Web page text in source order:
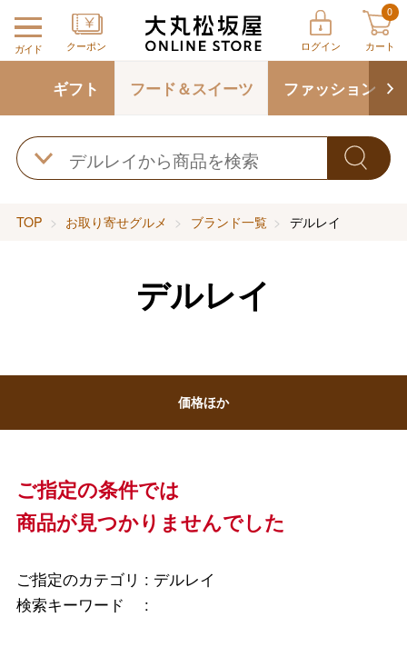
ガイド クーポン ログイン
0
カート
ギフト フード＆スイーツ ファッション
TOP お取り寄せグルメ ブランド一覧 デルレイ
デルレイ
ご指定の条件では
商品が見つかりませんでした
ご指定のカテゴリ : デルレイ
検索キーワード :
価格ほか
フード＆スイーツ
ホーム＆インテリア
結婚内祝い
母の日
お中元
敬老の日